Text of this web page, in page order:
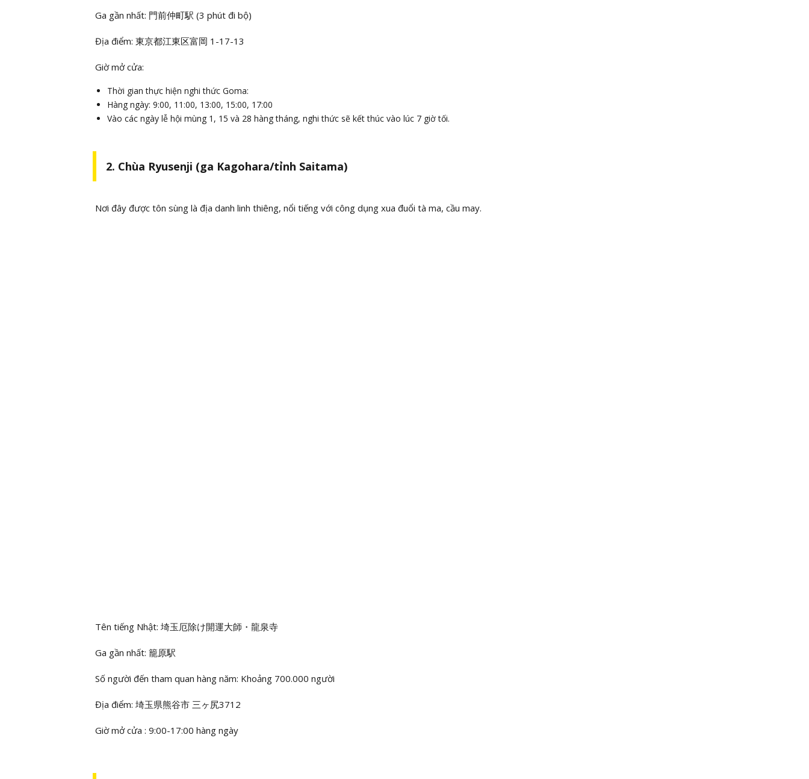
Ga gần nhất: 門前仲町駅 (3 phút đi bộ)
Địa điểm: 東京都江東区富岡 1-17-13
Giờ mở cửa:
Thời gian thực hiện nghi thức Goma:
Hàng ngày: 9:00, 11:00, 13:00, 15:00, 17:00
Vào các ngày lễ hội mùng 1, 15 và 28 hàng tháng, nghi thức sẽ kết thúc vào lúc 7 giờ tối.
2. Chùa Ryusenji (ga Kagohara/tỉnh Saitama)
Nơi đây được tôn sùng là địa danh linh thiêng, nổi tiếng với công dụng xua đuổi tà ma, cầu may.
Tên tiếng Nhật: 埼玉厄除け開運大師・龍泉寺
Ga gần nhất: 籠原駅
Số người đến tham quan hàng năm: Khoảng 700.000 người
Địa điểm: 埼玉県熊谷市 三ヶ尻3712
Giờ mở cửa : 9:00-17:00 hàng ngày